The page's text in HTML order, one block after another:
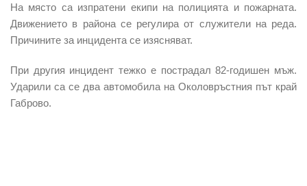
На място са изпратени екипи на полицията и пожарната.
Движението в района се регулира от служители на реда.
Причините за инцидента се изясняват.
При другия инцидент тежко е пострадал 82-годишен мъж.
Ударили са се два автомобила на Околовръстния път край
Габрово.